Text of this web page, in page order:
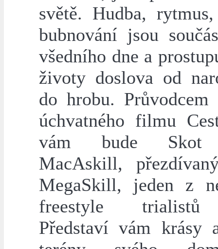
světě. Hudba,
bubnování jsou
všedního dne a
životy doslova od
do hrobu. Průvodcem
úchvatného filmu
vám bude Skot
MacAskill,
MegaSkill, jeden z
freestyle trialistů
Představí vám krásy